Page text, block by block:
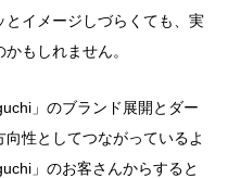
イメージしづらくても、実
もしれません。
」のブランド展開とダー
性としてつながっているよ
」のお客さんからすると